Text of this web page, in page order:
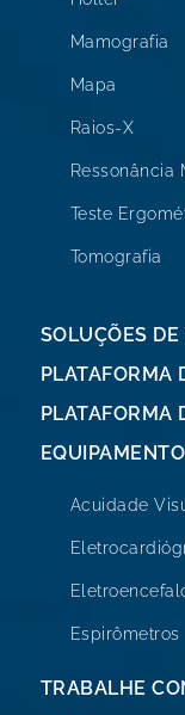
Mamografia
Mapa
Raios-X
Ressonância
Teste
Tomografia
SOLUÇÕES
PLATAFORMA
PLATAFORMA
Acuidade
Espirômetros
TRABALHE